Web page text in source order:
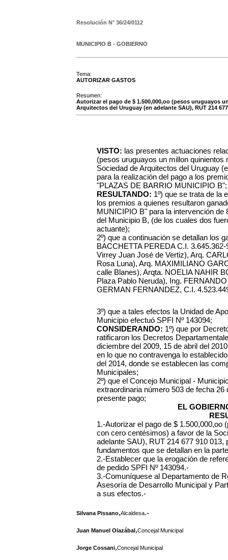
Resolución N° 36/24/0112
MUNICIPIO B - GOBIERNO
Tema:
AUTORIZAR GASTOS
Resumen:
Autorizar el pago de $ 1.500,000,oo (pesos uruguayos
Arquitectos del Uruguay (en adelante SAU), RUT 214 677
VISTO: las presentes actuaciones
(pesos uruguayos un millon
Sociedad de Arquitectos del Uruguay
para la realización del pago a los
"PLAZAS DE BARRIO MUNICIPIO B";
RESULTANDO: 1º) que se trata de la
los premios a quienes resultaron
MUNICIPIO B" para la intervención de
del Municipio B, (de los cuales dos
actuante);
2º) que a continuación se detallan los
BACCHETTA PEREDA C.I.
Virrey Juan José de Vertiz), Arq.
Rosa Luna), Arq. MAXIMILIANO
calle Blanes), Arqta. NOELIA NAHIR
Plaza Pablo Neruda), Ing.
GERMAN FERNANDEZ, C.I.
3º) que a tales efectos la Unidad de
Municipio efectuó SPFI Nº 143094;
CONSIDERANDO: 1º) que por
ratificaron los Decretos
diciembre del 2009, 15 de abril del
en lo que no contravenga lo
del 2014, donde se establecen las
Municipales;
2º) que el Concejo Municipal -
extraordinaria número 503 de fecha
presente pago;
EL
1.-Autorizar el pago de $ 1.500,000,oo
con cero centésimos) a favor de la
adelante SAU), RUT 214 677 910
fundamentos que se detallan en la
2.-Establecer que la erogación de
de pedido SPFI Nº 143094.-
3.-Comuníquese al Departamento de
Asesoría de Desarrollo Municipal y
a sus efectos.-
Silvana Pissano,Alcaldesa.-
Juan Manuel Olazábal,Concejal Municipal
Jorge Cossani,Concejal Municipal